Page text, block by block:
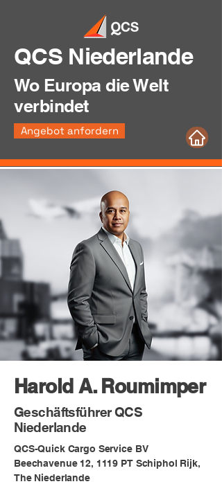
QCS Niederlande
Wo Europa die Welt
verbindet
Angebot anfordern
Harold A. Roumimper
Geschäftsführer QCS
Niederlande
QCS-Quick Cargo Service BV
Beechavenue 12, 1119 PT Schiphol Rijk,
The Niederlande